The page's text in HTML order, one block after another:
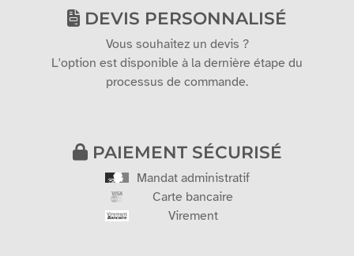
DEVIS PERSONNALISÉ
Vous souhaitez un devis ?
L'option est disponible à la dernière étape du
processus de commande.
PAIEMENT SÉCURISÉ
Mandat administratif
Carte bancaire
Virement